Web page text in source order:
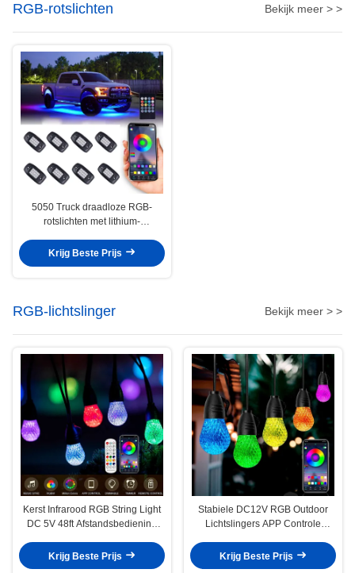
RGB-rotslichten Bekijk meer > >
5050 Truck draadloze RGB-
rotslichten met lithium-
Krijg Beste Prijs
RGB-lichtslinger Bekijk meer > >
Kerst Infrarood RGB String Light
DC 5V 48ft Afstandsbediening
Krijg Beste Prijs
Stabiele DC12V RGB Outdoor
Lichtslingers APP Controle
Krijg Beste Prijs